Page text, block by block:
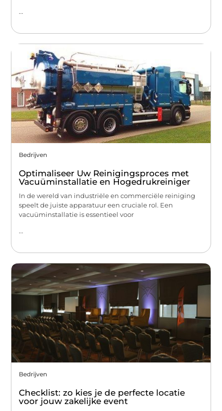
...
Bedrijven
Optimaliseer Uw Reinigingsproces met
Vacuüminstallatie en Hogedrukreiniger
In de wereld van industriële en commerciële reiniging
speelt de juiste apparatuur een cruciale rol. Een
vacuüminstallatie is essentieel voor
...
Bedrijven
Checklist: zo kies je de perfecte locatie
voor jouw zakelijke event